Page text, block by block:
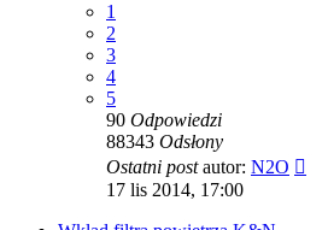
1
2
3
4
5
90 Odpowiedzi
88343 Odsłony
Ostatni postautor: N2O
17 lis 2014, 17:00